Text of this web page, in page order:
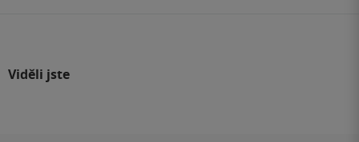
Viděli jste